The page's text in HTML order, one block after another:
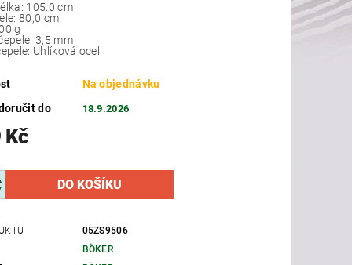
105.0 cm
80,0 cm
g
3,5 mm
Uhlíková ocel
Na objednávku
do
18.9.2026
Kč
05ZS9506
BÖKER